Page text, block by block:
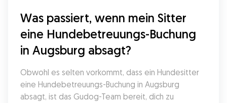
Was passiert, wenn mein Sitter
eine Hundebetreuungs-Buchung
in Augsburg absagt?
Obwohl es selten vorkommt, dass ein Hundesitter
eine Hundebetreuungs-Buchung in Augsburg
absagt, ist das Gudog-Team bereit, dich zu